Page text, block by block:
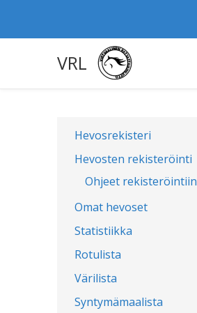
VRL
Hevosrekisteri
Hevosten rekisteröinti
Ohjeet rekisteröintiin
Omat hevoset
Statistiikka
Rotulista
Värilista
Syntymämaalista